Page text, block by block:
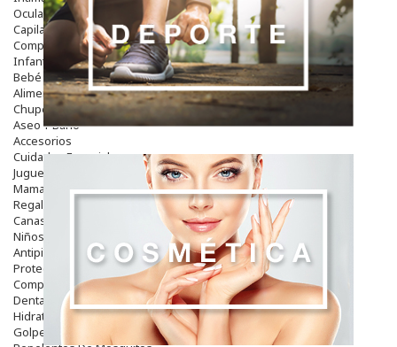
Ocular
Capilar
Complementos
Infantil
Bebé
Alimentación Y Complementos
Chupetes Y Mordedores
Aseo Y Baño
Accesorios
Cuidados Especiales
Juguetes
Mama
Regalos
Canastilla
Niños
Antipiojos
Protección Solar
Complementos Alimentarios
Dentales
Hidratantes
Golpes Y Hematomas